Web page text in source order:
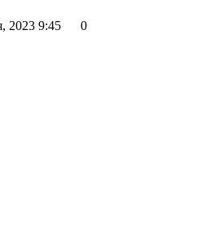
2023 9:45
0